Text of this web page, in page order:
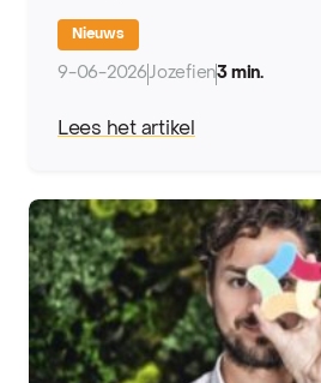
Nieuws
9-06-2026Jozefien3 min.
Lees het artikel